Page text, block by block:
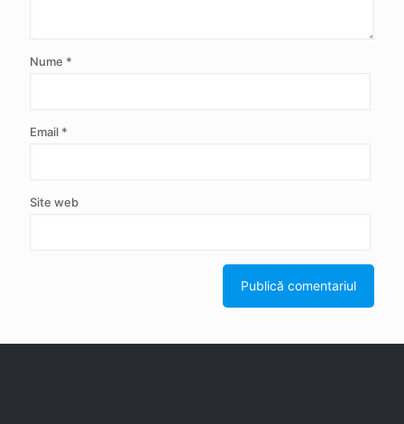
Nume *
Email *
Site web